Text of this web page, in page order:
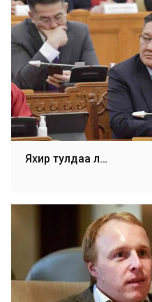
Яхир тулдаа л…